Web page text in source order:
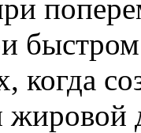
быстром
когда
жировой